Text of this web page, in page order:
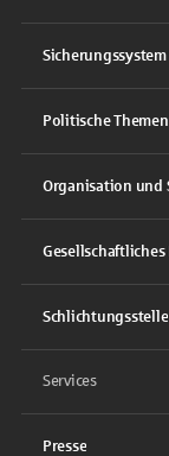
Sicherungssystem
Politische Themen
Organisation und
Gesellschaftliches
Schlichtungsstelle
Services
Presse